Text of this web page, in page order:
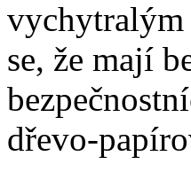
se, že mají
dřevo-